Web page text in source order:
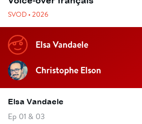
SVOD • 2026
Elsa Vandaele
Christophe Elson
Elsa Vandaele
Ep 01 & 03